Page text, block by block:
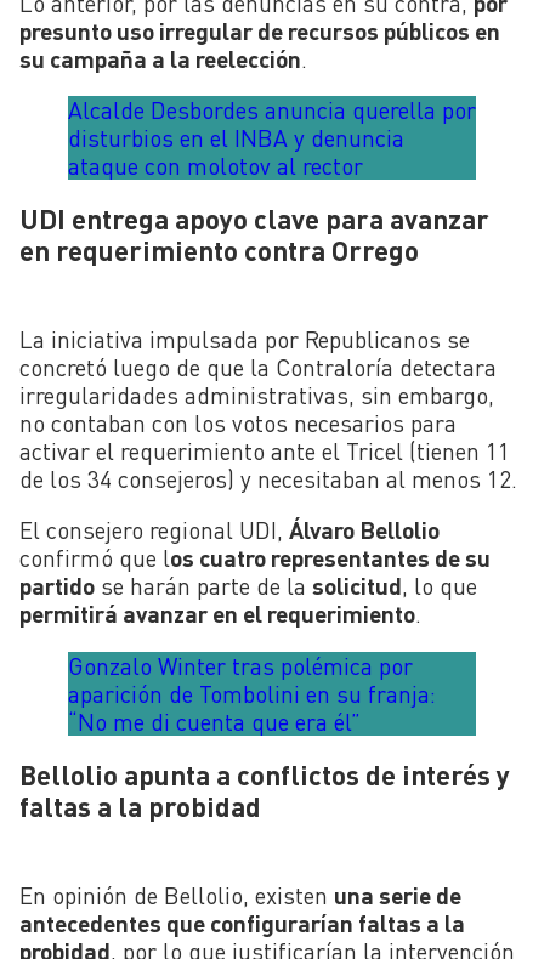
presunto uso irregular de recursos públicos en
su campaña a la reelección.
Alcalde Desbordes anuncia querella por
disturbios en el INBA y denuncia
ataque con molotov al rector
UDI entrega apoyo clave para avanzar
en requerimiento contra Orrego
La iniciativa impulsada por Republicanos se
concretó luego de que la Contraloría detectara
irregularidades administrativas, sin embargo,
no contaban con los votos necesarios para
activar el requerimiento ante el Tricel (tienen 11
de los 34 consejeros) y necesitaban al menos 12.
El consejero regional UDI, Álvaro Bellolio
confirmó que los cuatro representantes de su
partido se harán parte de la solicitud, lo que
permitirá avanzar en el requerimiento.
Gonzalo Winter tras polémica por
aparición de Tombolini en su franja:
“No me di cuenta que era él”
Bellolio apunta a conflictos de interés y
faltas a la probidad
En opinión de Bellolio, existen una serie de
antecedentes que configurarían faltas a la
probidad, por lo que justificarían la intervención